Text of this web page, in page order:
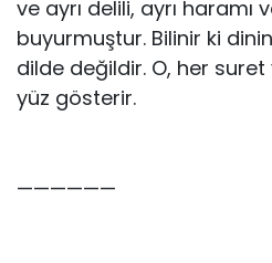
ve ayrı delili, ayrı haramı
buyurmuştur. Bilinir ki
dilde değildir. O, her
yüz gösterir.
——————